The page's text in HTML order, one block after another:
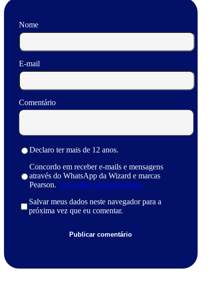
Nome
E-mail
Comentário
Declaro ter mais de 12 anos.
Concordo em receber e-mails e mensagens
através do WhatsApp da Wizard e marcas
Pearson. Ver política de privacidade.
Salvar meus dados neste navegador para a
próxima vez que eu comentar.